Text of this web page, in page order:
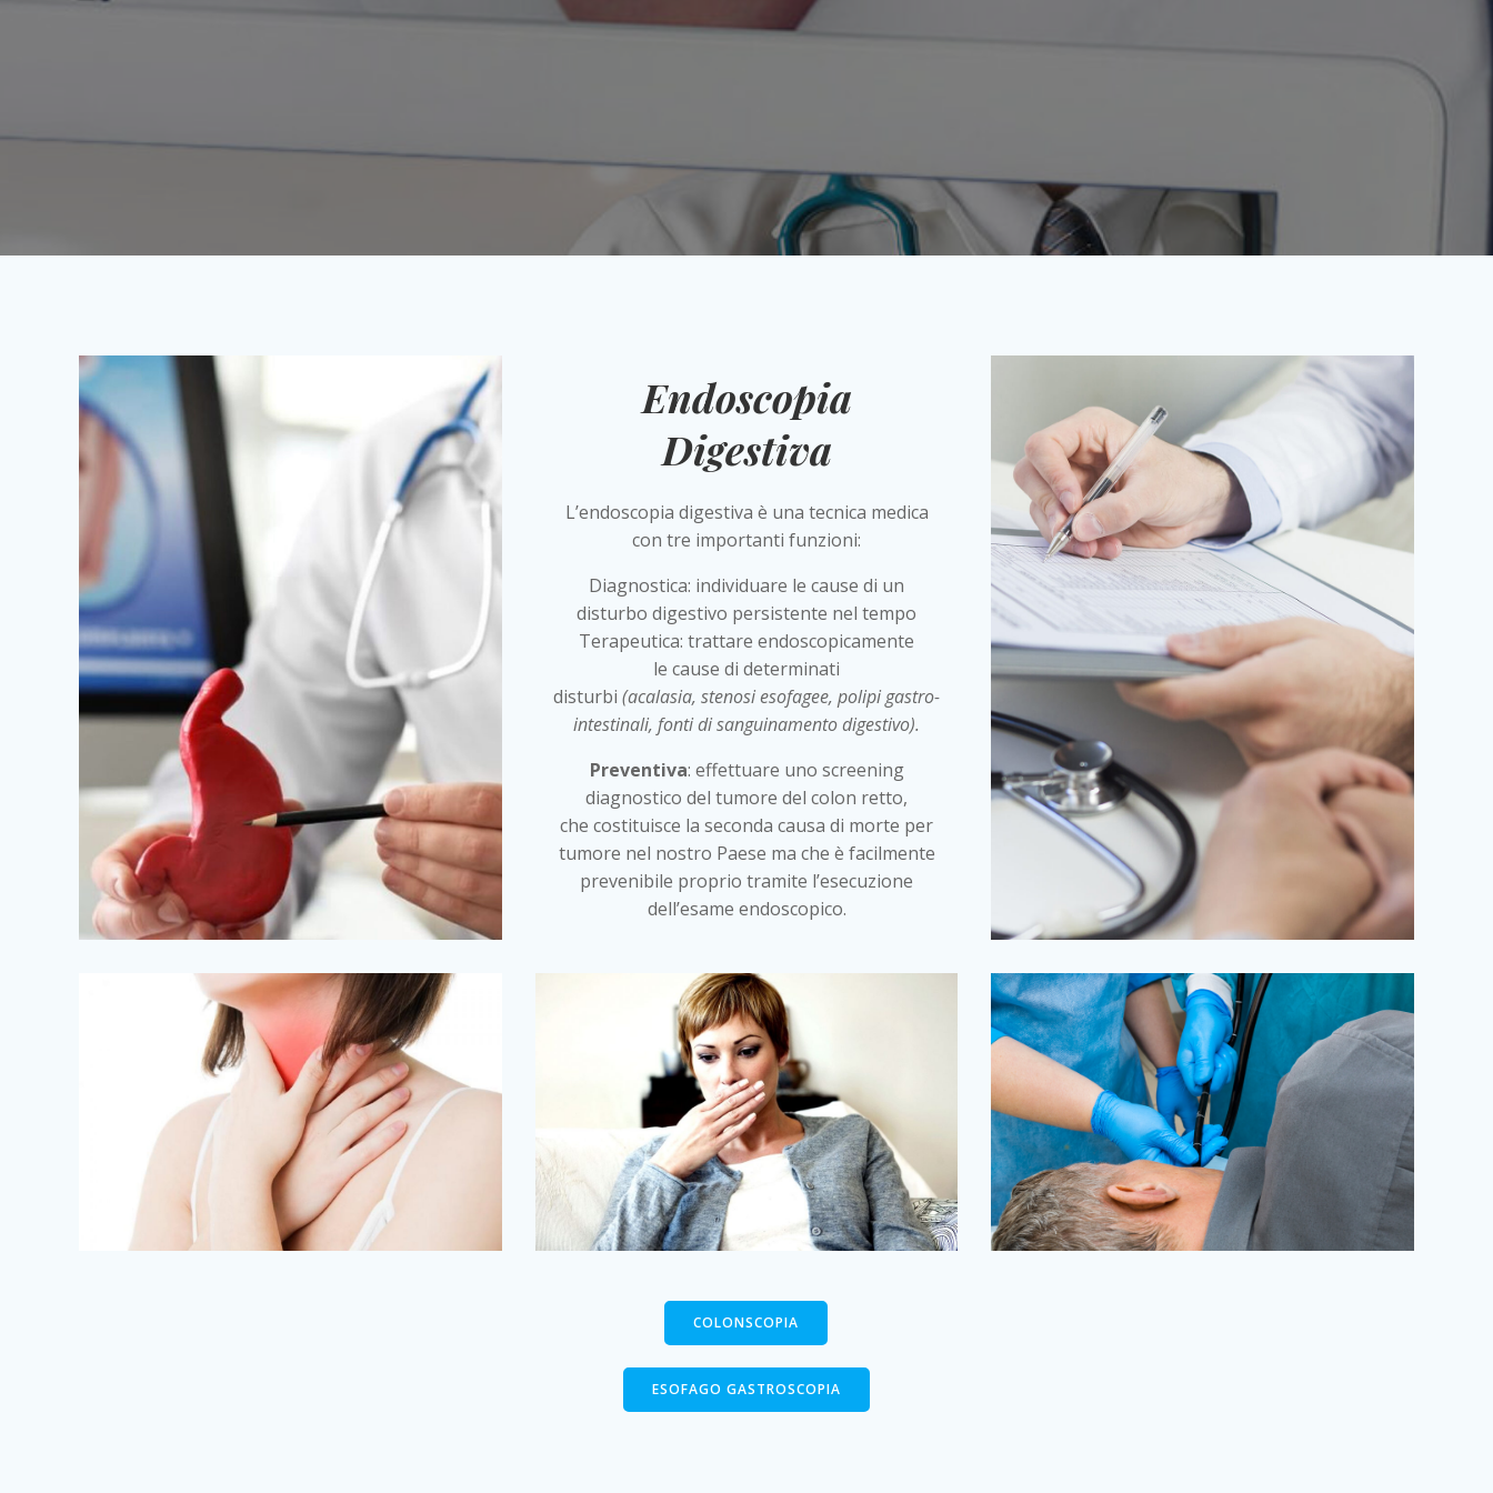
Endoscopia
Digestiva
L’endoscopia digestiva è una tecnica medica
con tre importanti funzioni:
Diagnostica: individuare le cause di un
disturbo digestivo persistente nel tempo
Terapeutica: trattare endoscopicamente
le cause di determinati
disturbi (acalasia, stenosi esofagee, polipi gastro-
intestinali, fonti di sanguinamento digestivo).
Preventiva: effettuare uno screening
diagnostico del tumore del colon retto,
che costituisce la seconda causa di morte per
tumore nel nostro Paese ma che è facilmente
prevenibile proprio tramite l’esecuzione
dell’esame endoscopico.
COLONSCOPIA
ESOFAGO GASTROSCOPIA